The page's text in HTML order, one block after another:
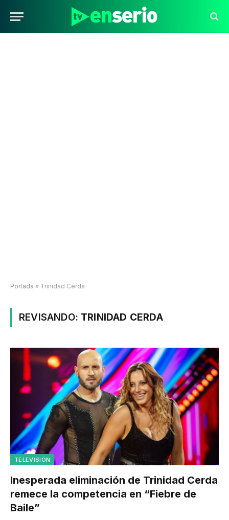
Portada » Trinidad Cerda
REVISANDO: TRINIDAD CERDA
TELEVISIÓN
Inesperada eliminación de Trinidad Cerda
remece la competencia en “Fiebre de
Baile”